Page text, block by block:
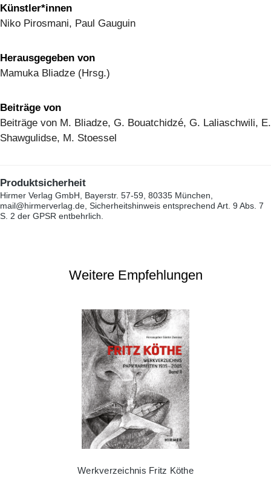
Künstler*innen
Niko Pirosmani, Paul Gauguin
Herausgegeben von
Mamuka Bliadze (Hrsg.)
Beiträge von
Beiträge von M. Bliadze, G. Bouatchidzé, G. Laliaschwili, E.
Shawgulidse, M. Stoessel
Produktsicherheit
Hirmer Verlag GmbH, Bayerstr. 57-59, 80335 München,
mail@hirmerverlag.de, Sicherheitshinweis entsprechend Art. 9 Abs. 7
S. 2 der GPSR entbehrlich.
Weitere Empfehlungen
Werkverzeichnis Fritz Köthe